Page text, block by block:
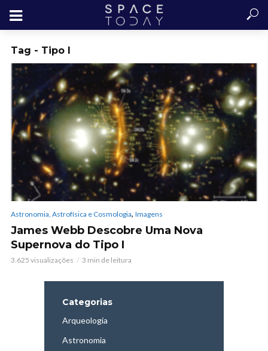
Tag - Tipo I
Astronomia, Astrofísica e Cosmologia, Imagens
James Webb Descobre Uma Nova
Supernova do Tipo I
3.625 visualizações 3 min de leitura
Categorias
Arqueologia
Astronomia